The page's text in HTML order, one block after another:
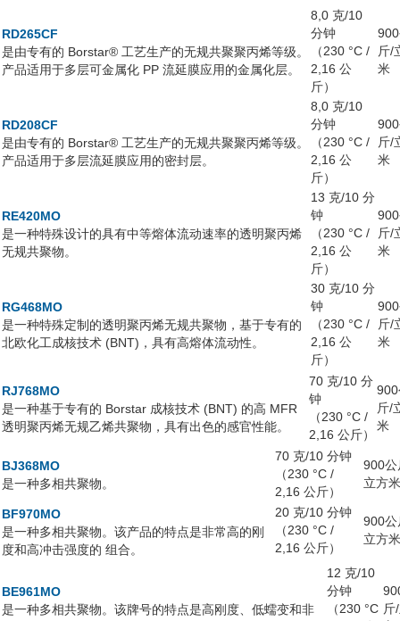
RD265CF
是由专有的 Borstar® 工艺生产的无规共聚聚丙烯等级。
产品适用于多层可金属化 PP 流延膜应用的金属化层。
8,0 克/10
分钟
（230 °C /
2,16 公
斤）
斤/
米
RD208CF
是由专有的 Borstar® 工艺生产的无规共聚聚丙烯等级。
产品适用于多层流延膜应用的密封层。
8,0 克/10
分钟
（230 °C /
2,16 公
斤）
斤/
米
RE420MO
是一种特殊设计的具有中等熔体流动速率的透明聚丙烯
无规共聚物。
13 克/10 分
钟
（230 °C /
2,16 公
斤）
斤/
米
RG468MO
是一种特殊定制的透明聚丙烯无规共聚物，基于专有的
北欧化工成核技术 (BNT)，具有高熔体流动性。
30 克/10 分
钟
（230 °C /
2,16 公
斤）
斤/
米
RJ768MO
是一种基于专有的 Borstar 成核技术 (BNT) 的高 MFR
透明聚丙烯无规乙烯共聚物，具有出色的感官性能。
70 克/10 分
钟
（230 °C /
2,16 公斤）
斤/
米
BJ368MO
是一种多相共聚物。
70 克/10 分钟
（230 °C /
2,16 公斤）
900公
立方米
BF970MO
是一种多相共聚物。该产品的特点是非常高的刚
度和高冲击强度的 组合。
20 克/10 分钟
（230 °C /
2,16 公斤）
900公
立方米
BE961MO
是一种多相共聚物。该牌号的特点是高刚度、低蠕变和非
12 克/10
分钟
（230 °C 斤